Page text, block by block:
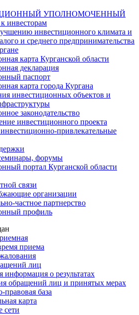
УПОЛНОМОЧЕННЫЙ
инвесторам
инвестиционного климата и
и среднего предпринимательства
карта Курганской области
декларация
паспорт
карта города Кургана
инвестиционных объектов и
законодательство
инвестиционного проекта
привлекательные
форумы
портал Курганской области
связи
организации
частное партнерство
профиль
приема
лиц
о результатах
обращений лиц и принятых мерах
база
карта
сети